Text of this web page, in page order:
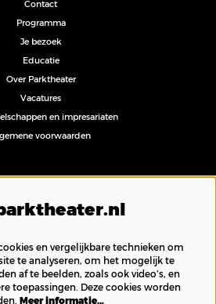
Contact
Programma
Je bezoek
Educatie
Over Parktheater
Vacatures
en impresariaten
voorwaarden
nieuwsbrief
en vergelijkbare technieken om
te analyseren, om het mogelijk te
af te beelden, zoals ook video’s, en
toepassingen. Deze cookies worden
Meer informatie…